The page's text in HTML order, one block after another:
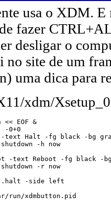
usa o XDM. E
de fazer
desligar o
no site de um
uma dica para
xdm/
EOF &
-0+0
text Halt -fg black -bg
-text Reboot -fg black -
.halt -side left